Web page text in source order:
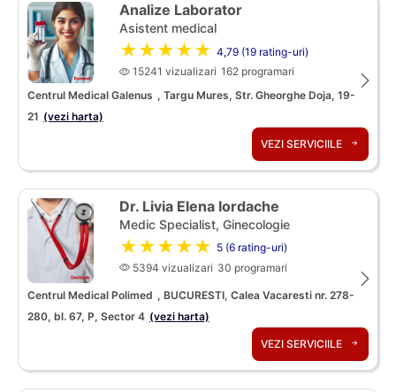
Analize Laborator
Asistent medical
★★★★★ 4,79 (19 rating-uri)
15241 vizualizari 162 programari
Centrul Medical Galenus , Targu Mures, Str. Gheorghe Doja, 19-
21 (vezi harta)
VEZI SERVICIILE
Dr. Livia Elena Iordache
Medic Specialist, Ginecologie
★★★★★ 5 (6 rating-uri)
5394 vizualizari 30 programari
Centrul Medical Polimed , BUCURESTI, Calea Vacaresti nr. 278-
280, bl. 67, P, Sector 4 (vezi harta)
VEZI SERVICIILE